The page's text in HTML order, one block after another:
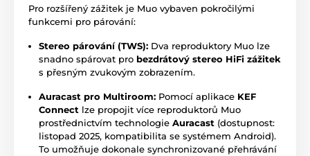
Pro rozšířený zážitek je Muo vybaven pokročilými
funkcemi pro párování:
Stereo párování (TWS): Dva reproduktory Muo lze
snadno spárovat pro bezdrátový stereo HiFi zážitek
s přesným zvukovým zobrazením.
Auracast pro Multiroom: Pomocí aplikace KEF
Connect lze propojit více reproduktorů Muo
prostřednictvím technologie Auracast (dostupnost:
listopad 2025, kompatibilita se systémem Android).
To umožňuje dokonale synchronizované přehrávání